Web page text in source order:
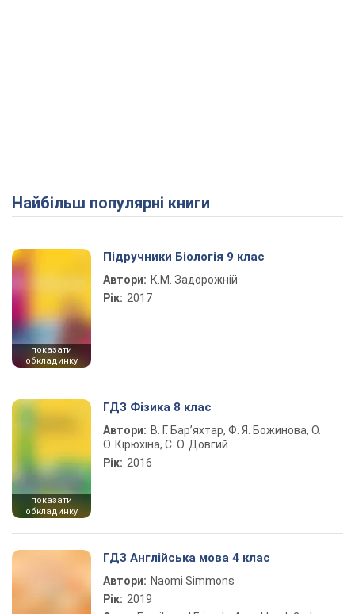
Найбільш популярні книги
показати
обкладинку
Підручники Біологія 9 клас
Автори: К.М. Задорожній
Рік: 2017
показати
обкладинку
ГДЗ Фізика 8 клас
Автори: В. Г. Бар’яхтар, Ф. Я. Божинова, О.
О. Кірюхіна, С. О. Довгий
Рік: 2016
ГДЗ Англійська мова 4 клас
Автори: Naomi Simmons
Рік: 2019